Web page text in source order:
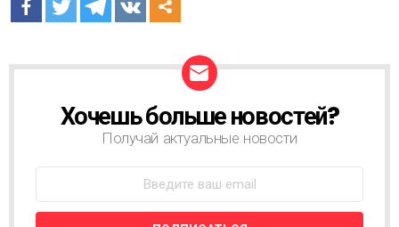
О
Т
Н
Хочешь больше новостей?
Получай актуальные новости